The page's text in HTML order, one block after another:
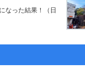
なった結果！（日